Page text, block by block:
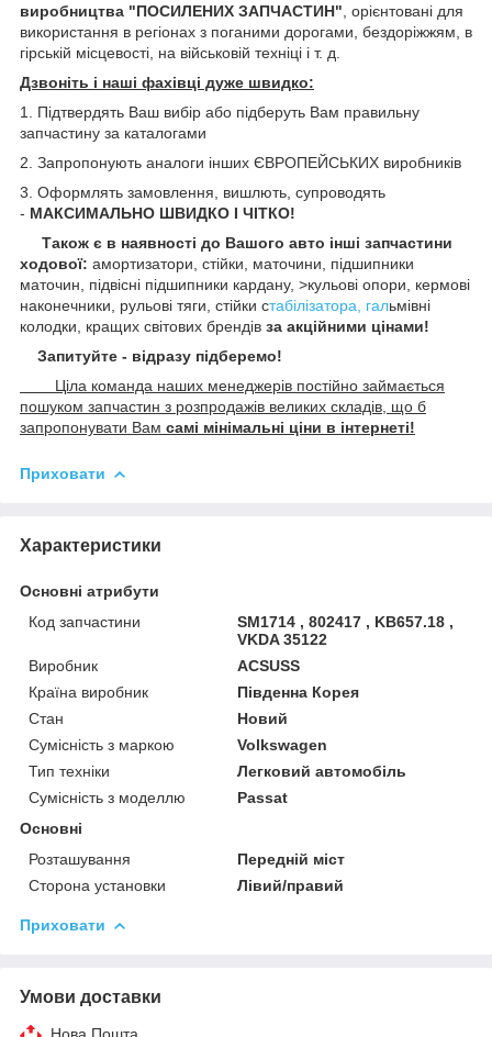
виробництва "ПОСИЛЕНИХ ЗАПЧАСТИН" , орієнтовані для
використання в регіонах з поганими дорогами, бездоріжжям, в
гірській місцевості, на військовій техніці і т. д.
Дзвоніть і наші фахівці дуже швидко:
1. Підтвердять Ваш вибір або підберуть Вам правильну
запчастину за каталогами
2. Запропонують аналоги інших ЄВРОПЕЙСЬКИХ виробників
3. Оформлять замовлення, вишлють, супроводять
- МАКСИМАЛЬНО ШВИДКО І ЧІТКО!
Також є в наявності до Вашого авто інші запчастини
ходової: амортизатори, стійки, маточини, підшипники
маточин, підвісні підшипники кардану, >кульові опори, кермові
наконечники, рульові тяги, стійки стабілізатора, гальмівні
колодки, кращих світових брендів за акційними цінами!
Запитуйте - відразу підберемо!
Ціла команда наших менеджерів постійно займається
пошуком запчастин з розпродажів великих складів, що б
запропонувати Вам самі мінімальні ціни в інтернеті!
Приховати
Характеристики
Основні атрибути
Код запчастини
SM1714 , 802417 , KB657.18 ,
VKDA 35122
Виробник
ACSUSS
Країна виробник
Південна Корея
Стан
Новий
Сумісність з маркою
Volkswagen
Тип техніки
Легковий автомобіль
Сумісність з моделлю
Passat
Основні
Розташування
Передній міст
Сторона установки
Лівий/правий
Приховати
Умови доставки
Нова Пошта